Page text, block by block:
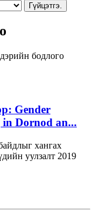
Гүйцэтгэ.
бодлого
Gender
in Dornod an...
хангах
уулзалт 2019